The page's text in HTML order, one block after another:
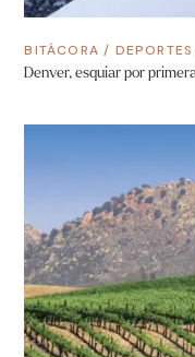
BITÁCORA / DEPORTES
Denver, esquiar por